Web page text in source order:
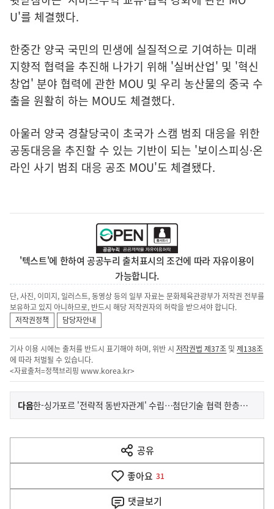
U'를 체결했다.
한중간 양국 국민의 민생에 실질적으로 기여하는 미래
지향적 협력을 추진해 나가기 위해 '실버산업' 및 '혁신
창업' 분야 협력에 관한 MOU 및 우리 농산물의 중국 수
출을 원활히 하는 MOU도 체결했다.
아울러 양국 경찰당국이 초국가 스캠 범죄 대응을 위한
공동대응을 추진할 수 있는 기반이 되는 '보이스피싱·온
라인 사기 범죄 대응 공조 MOU'도 체결됐다.
'텍스트'에 한하여 공공누리 출처표시의 조건에 따라 자유이용이
가능합니다.
단, 사진, 이미지, 일러스트, 동영상 등의 일부 자료는 문화체육관광부가 저작권 전부를
보유하고 있지 아니하므로, 반드시 해당 저작권자의 허락을 받으셔야 합니다.
저작권정책
담당자안내
기사 이용 시에는 출처를 반드시 표기해야 하며, 위반 시 저작권법 제37조 및제138조
에 따라 처벌될 수 있습니다.
<자료출처=정책브리핑 www.korea.kr>
이
전
다
음
다음기
한-싱가포르 '전략적 동반자관계' 수립…첨단기술 협력 한층 강화
공유
열
기
좋아요 31
댓글보기